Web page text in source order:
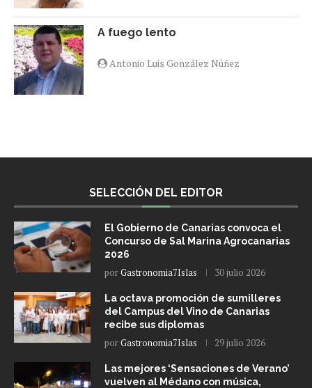
A fuego lento
Antonio Luis González Núñez
SELECCIÓN DEL EDITOR
El Gobierno de Canarias convoca el
Concurso de Sal Marina Agrocanarias
2026
porGastronomia7Islas 30 julio 2026
La octava promoción de sumilleres
del Campus del Vino de Canarias
recibe sus diplomas
porGastronomia7Islas 29 julio 2026
Las mejores ‘Sensaciones de Verano’
vuelven al Médano con música,